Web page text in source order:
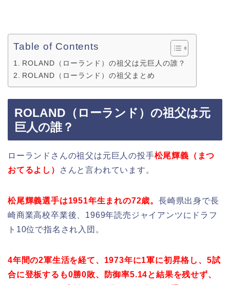
Table of Contents
ROLAND（ローランド）の祖父は元巨人の誰？
ROLAND（ローランド）の祖父まとめ
ROLAND（ローランド）の祖父は元
巨人の誰？
ローランドさんの祖父は元巨人の投手松尾輝義（まつ
おてるよし）
さんと言われています。
松尾輝義選手は1951年生まれの72歳。 長崎県出身で長
崎商業高校卒業後、1969年読売ジャイアンツにドラフ
ト10位で指名され入団。
4年間の2軍生活を経て、1973年に1軍に初昇格し、5試
合に登板するも0勝0敗、防御率5.14と結果を残せず、